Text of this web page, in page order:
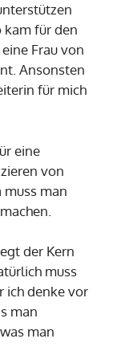
kam für den
Frau von
Ansonsten
für mich
eine
von
man
der Kern
muss
ich denke vor
man
man